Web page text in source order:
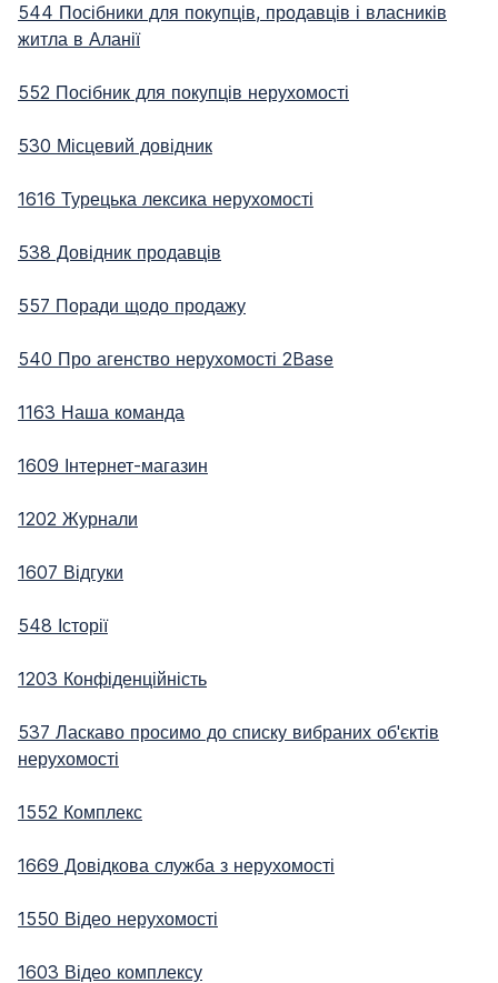
544 Посібники для покупців, продавців і власників
житла в Аланії
552 Посібник для покупців нерухомості
530 Місцевий довідник
1616 Турецька лексика нерухомості
538 Довідник продавців
557 Поради щодо продажу
540 Про агенство нерухомості 2Base
1163 Наша команда
1609 Інтернет-магазин
1202 Журнали
1607 Відгуки
548 Історії
1203 Конфіденційність
537 Ласкаво просимо до списку вибраних об'єктів
нерухомості
1552 Комплекс
1669 Довідкова служба з нерухомості
1550 Відео нерухомості
1603 Відео комплексу